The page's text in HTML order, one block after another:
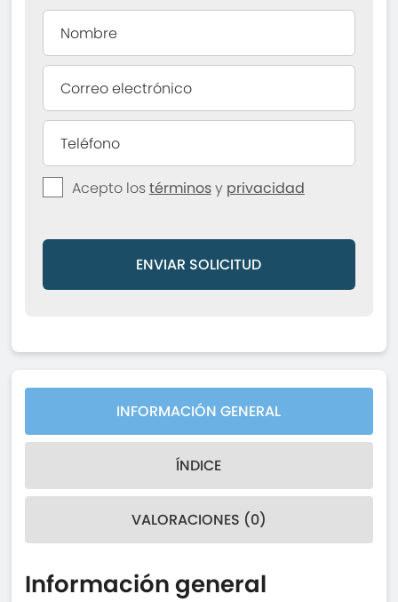
Acepto lostérminosy privacidad
ENVIAR SOLICITUD
INFORMACIÓN GENERAL
ÍNDICE
VALORACIONES (0)
Información general